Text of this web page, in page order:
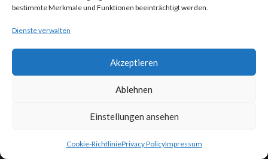
bestimmte Merkmale und Funktionen beeinträchtigt werden.
Dienste verwalten
Akzeptieren
Ablehnen
Einstellungen ansehen
Cookie-RichtliniePrivacy PolicyImpressum